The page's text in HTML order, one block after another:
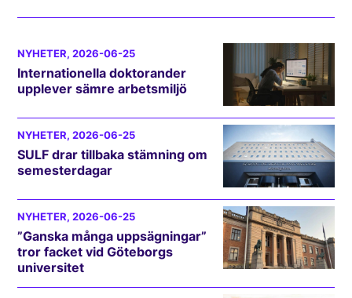
NYHETER, 2026-06-25
Internationella doktorander
upplever sämre arbetsmiljö
NYHETER, 2026-06-25
SULF drar tillbaka stämning om
semesterdagar
NYHETER, 2026-06-25
”Ganska många uppsägningar”
tror facket vid Göteborgs
universitet